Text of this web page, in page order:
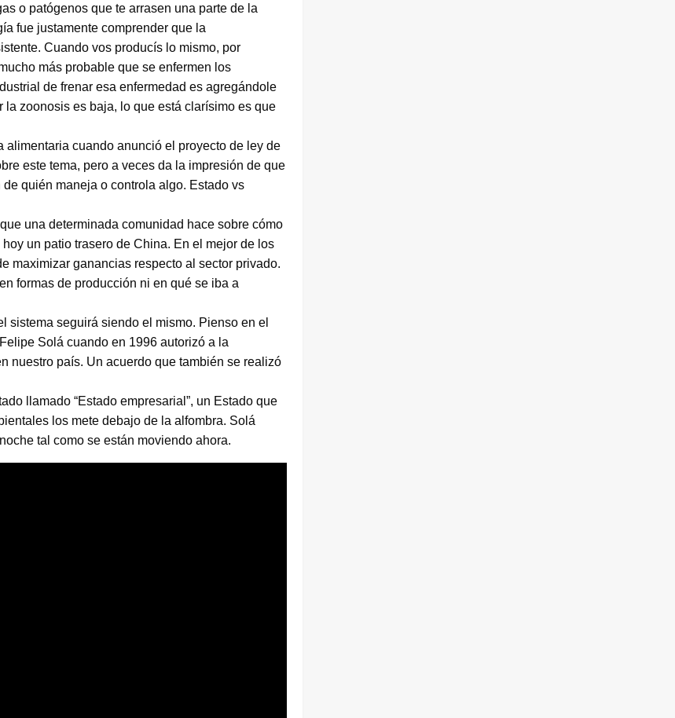
o patógenos que te arrasen una parte de la
fue justamente comprender que la
Cuando vos producís lo mismo, por
más probable que se enfermen los
de frenar esa enfermedad es agregándole
zoonosis es baja, lo que está clarísimo es que
cuando anunció el proyecto de ley de
este tema, pero a veces da la impresión de que
quién maneja o controla algo. Estado vs
una determinada comunidad hace sobre cómo
un patio trasero de China. En el mejor de los
maximizar ganancias respecto al sector privado.
formas de producción ni en qué se iba a
sistema seguirá siendo el mismo. Pienso en el
Solá cuando en 1996 autorizó a la
nuestro país. Un acuerdo que también se realizó
llamado “Estado empresarial”, un Estado que
los mete debajo de la alfombra. Solá
tal como se están moviendo ahora.